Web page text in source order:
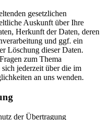
gesetzlichen
Auskunft über Ihre
Herkunft der Daten, deren
und ggf. ein
Löschung dieser Daten.
zum Thema
jederzeit über die im
an uns wenden.
der Übertragung